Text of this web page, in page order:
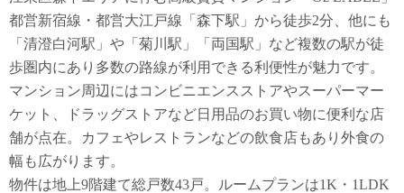
都営新宿線・都営大江戸線「森下駅」から徒歩2分、他にも
「清澄白河駅」や「菊川駅」「両国駅」など複数の駅が徒
歩圏内にあり多数の路線が利用できる利便性が魅力です。
マンション周辺にはコンビニエンスストアやスーパーマー
ケット、ドラッグストアなど日用品のお買い物に便利な店
舗が点在。カフェやレストランなどの飲食店もあり外食の
幅も広がります。
物件は地上9階建て総戸数43戸。ルームプランは1K・1LDK